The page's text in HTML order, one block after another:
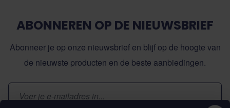
ABONNEREN OP DE NIEUWSBRIEF
Abonneer je op onze nieuwsbrief en blijf op de hoogte van
de nieuwste producten en de beste aanbiedingen.
E-mailadres